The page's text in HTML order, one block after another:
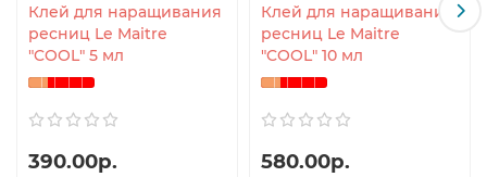
Клей для наращивания
ресниц Le Maitre
"COOL" 5 мл
390.00р.
Клей для наращивания
ресниц Le Maitre
"COOL" 10 мл
580.00р.